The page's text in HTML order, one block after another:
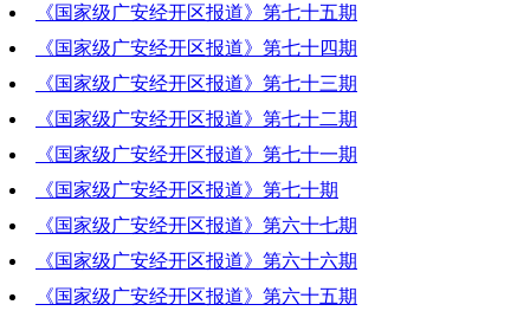
《国家级广安经开区报道》第七十五期
《国家级广安经开区报道》第七十四期
《国家级广安经开区报道》第七十三期
《国家级广安经开区报道》第七十二期
《国家级广安经开区报道》第七十一期
《国家级广安经开区报道》第七十期
《国家级广安经开区报道》第六十七期
《国家级广安经开区报道》第六十六期
《国家级广安经开区报道》第六十五期